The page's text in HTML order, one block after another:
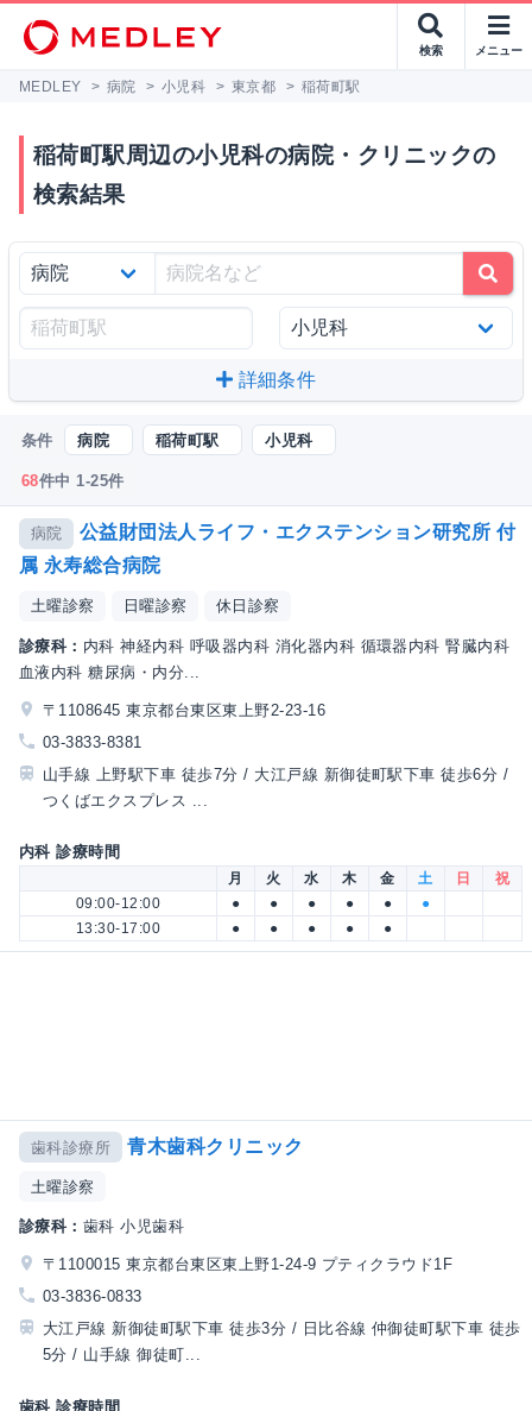
検索 メニュー
MEDLEY > 病院 > 小児科 > 東京都 > 稲荷町駅
稲荷町駅周辺の小児科の病院・クリニックの
検索結果
詳細条件
条件 病院 稲荷町駅 小児科
68件中 1-25件
病院
公益財団法人ライフ・エクステンション研究所 付
属 永寿総合病院
土曜診察 日曜診察 休日診察
診療科： 内科 神経内科 呼吸器内科 消化器内科 循環器内科 腎臓内科
血液内科 糖尿病・内分...
〒1108645 東京都台東区東上野2-23-16
03-3833-8381
山手線 上野駅下車 徒歩7分 / 大江戸線 新御徒町駅下車 徒歩6分 /
つくばエクスプレス ...
内科 診療時間
月 火 水 木 金 土 日
祝
09:00-12:00
● ● ● ● ●
●
13:30-17:00
● ● ● ● ●
歯科診療所 青木歯科クリニック
土曜診察
診療科： 歯科 小児歯科
〒1100015 東京都台東区東上野1-24-9 プティクラウド1F
03-3836-0833
大江戸線 新御徒町駅下車 徒歩3分 / 日比谷線 仲御徒町駅下車 徒歩
5分 / 山手線 御徒町...
歯科 診療時間